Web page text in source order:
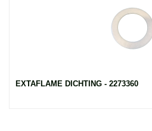
EXTAFLAME DICHTING - 2273360